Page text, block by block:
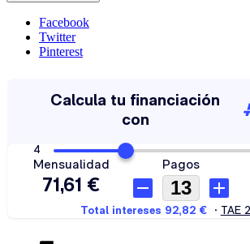
Facebook
Twitter
Pinterest